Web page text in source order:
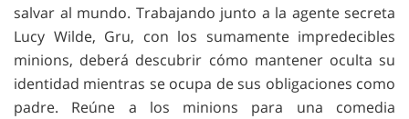
salvar al mundo. Trabajando junto a la agente secreta
Lucy Wilde, Gru, con los sumamente impredecibles
minions, deberá descubrir cómo mantener oculta su
identidad mientras se ocupa de sus obligaciones como
padre. Reúne a los minions para una comedia